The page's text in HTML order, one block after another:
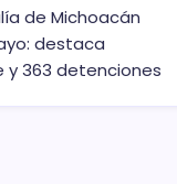
de Michoacán
destaca
y 363 detenciones